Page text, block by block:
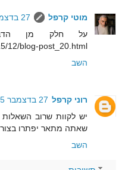
מוטי קרפל
27 בדצמבר 2015 בשעה 17:08
על חלק מן
12/blog-post_20.html
השב
רוני קרפל 27 בדצמבר 2015 בשעה 17:17
יש לקוות שרוב
שאתה מתאר יפתרו
השב